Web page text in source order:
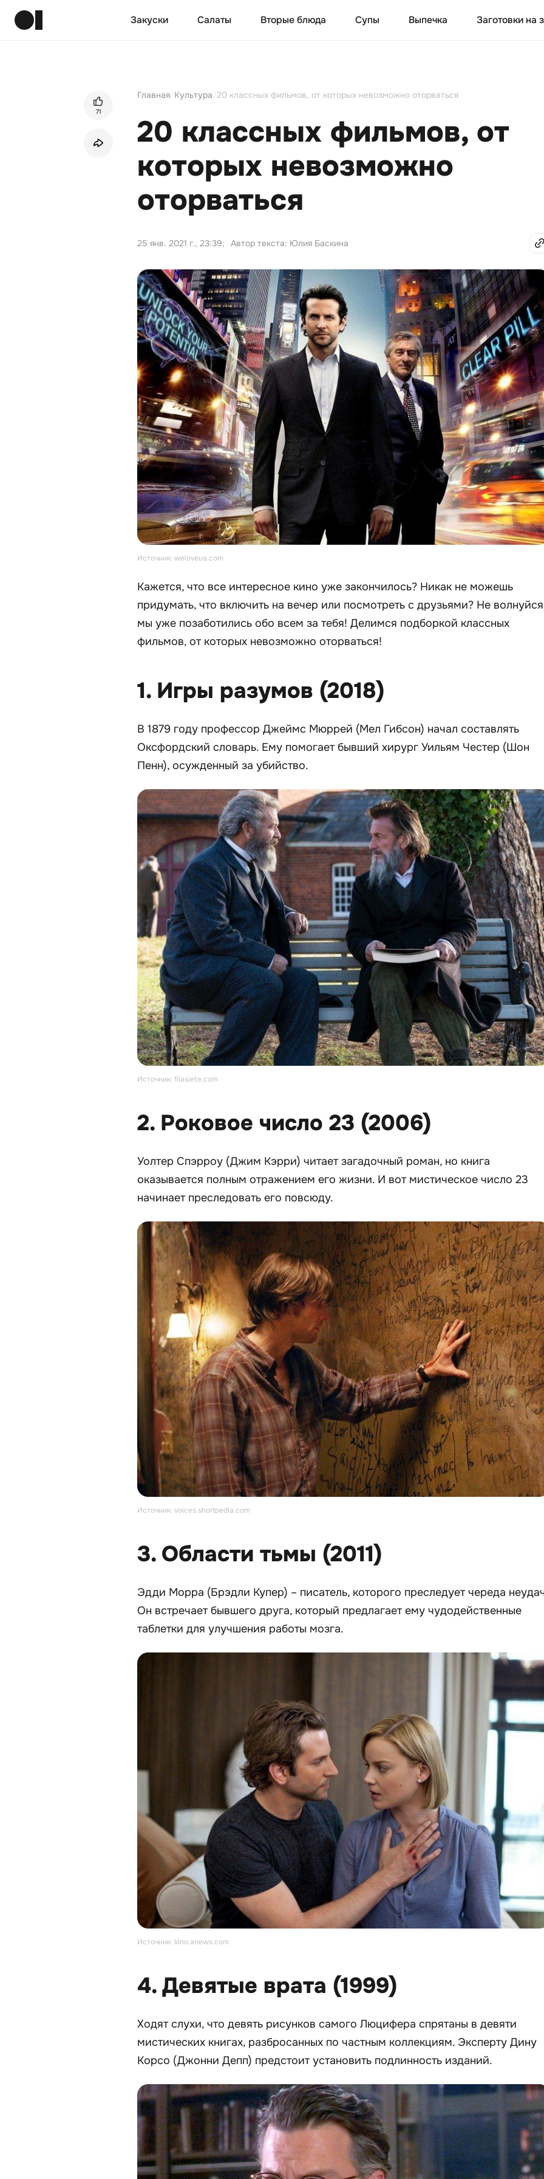
Закуски Салаты Вторые блюда Супы Выпечка Заготовки на
71
Главная Культура 20 классных фильмов, от которых невозможно оторваться
20 классных фильмов, от
которых невозможно
оторваться
25 янв. 2021 г., 23:39; Автор текста: Юлия Баскина
Источник: weloveua.com
Кажется, что все интересное кино уже закончилось? Никак не можешь
придумать, что включить на вечер или посмотреть с друзьями? Не
мы уже позаботились обо всем за тебя! Делимся подборкой классных
фильмов, от которых невозможно оторваться!
1. Игры разумов (2018)
В 1879 году профессор Джеймс Мюррей (Мел Гибсон) начал составлять
Оксфордский словарь. Ему помогает бывший хирург Уильям Честер (Шон
Пенн), осужденный за убийство.
Источник: filasiete.com
2. Роковое число 23 (2006)
Уолтер Спэрроу (Джим Кэрри) читает загадочный роман, но книга
оказывается полным отражением его жизни. И вот мистическое число 23
начинает преследовать его повсюду.
Источник: voices.shortpedia.com
3. Области тьмы (2011)
Эдди Морра (Брэдли Купер) – писатель, которого преследует череда
Он встречает бывшего друга, который предлагает ему чудодейственные
таблетки для улучшения работы мозга.
Источник: kino.anews.com
4. Девятые врата (1999)
Ходят слухи, что девять рисунков самого Люцифера спрятаны в девяти
мистических книгах, разбросанных по частным коллекциям. Эксперту Дину
Корсо (Джонни Депп) предстоит установить подлинность изданий.